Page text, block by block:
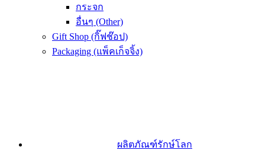
กระจก
อื่นๆ (Other)
Gift Shop (กิ๊ฟช๊อป)
Packaging (แพ็คเก็จจิ้ง)
ผลิตภัณฑ์รักษ์โลก